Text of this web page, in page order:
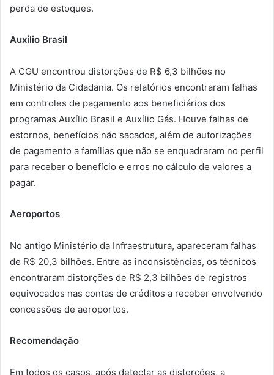
perda de estoques.
Auxílio Brasil
A CGU encontrou distorções de R$ 6,3 bilhões no
Ministério da Cidadania. Os relatórios encontraram falhas
em controles de pagamento aos beneficiários dos
programas Auxílio Brasil e Auxílio Gás. Houve falhas de
estornos, benefícios não sacados, além de autorizações
de pagamento a famílias que não se enquadraram no perfil
para receber o benefício e erros no cálculo de valores a
pagar.
Aeroportos
No antigo Ministério da Infraestrutura, apareceram falhas
de R$ 20,3 bilhões. Entre as inconsistências, os técnicos
encontraram distorções de R$ 2,3 bilhões de registros
equivocados nas contas de créditos a receber envolvendo
concessões de aeroportos.
Recomendação
Em todos os casos, após detectar as distorções, a